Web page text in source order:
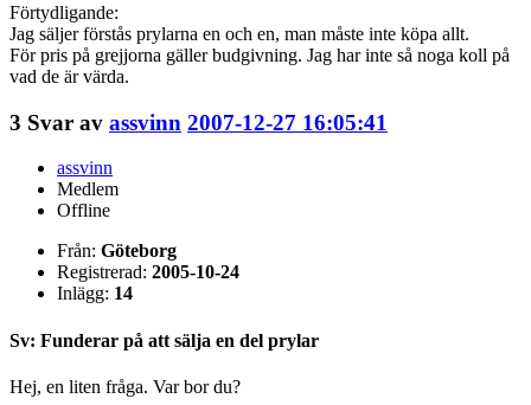
Förtydligande:
Jag säljer förstås prylarna en och en, man måste inte köpa allt.
För pris på grejjorna gäller budgivning. Jag har inte så noga koll på
vad de är värda.
3 Svar av assvinn 2007-12-27 16:05:41
assvinn
Medlem
Offline
Från: Göteborg
Registrerad: 2005-10-24
Inlägg: 14
Sv: Funderar på att sälja en del prylar
Hej, en liten fråga. Var bor du?